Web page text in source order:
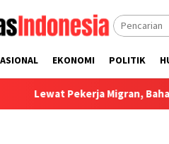
EKONOMI POLITIK
Migran, Bahasa Indonesia